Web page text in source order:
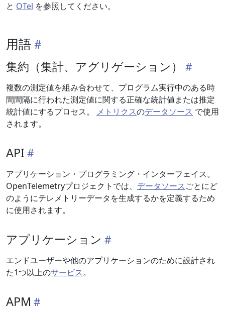
と OTel を参照してください。
用語
集約（集計、アグリゲーション）
複数の測定値を組み合わせて、プログラム実行中のある時
間間隔に行われた測定値に関する正確な統計値または推定
統計値にするプロセス。 メトリクスのデータソース で使用
されます。
API
アプリケーション・プログラミング・インターフェイス。
OpenTelemetryプロジェクトでは、 データソースごとにど
のようにテレメトリーデータを生成するかを定義するため
に使用されます。
アプリケーション
エンドユーザーや他のアプリケーションのために設計され
た1つ以上のサービス。
APM